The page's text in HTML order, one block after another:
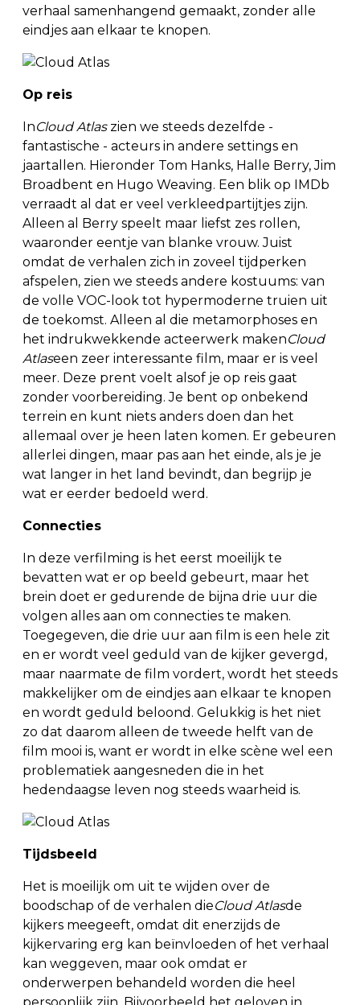
verhaal samenhangend gemaakt, zonder alle
eindjes aan elkaar te knopen.
Op reis
InCloud Atlas zien we steeds dezelfde -
fantastische - acteurs in andere settings en
jaartallen. Hieronder Tom Hanks, Halle Berry, Jim
Broadbent en Hugo Weaving. Een blik op IMDb
verraadt al dat er veel verkleedpartijtjes zijn.
Alleen al Berry speelt maar liefst zes rollen,
waaronder eentje van blanke vrouw. Juist
omdat de verhalen zich in zoveel tijdperken
afspelen, zien we steeds andere kostuums: van
de volle VOC-look tot hypermoderne truien uit
de toekomst. Alleen al die metamorphoses en
het indrukwekkende acteerwerk makenCloud
Atlaseen zeer interessante film, maar er is veel
meer. Deze prent voelt alsof je op reis gaat
zonder voorbereiding. Je bent op onbekend
terrein en kunt niets anders doen dan het
allemaal over je heen laten komen. Er gebeuren
allerlei dingen, maar pas aan het einde, als je je
wat langer in het land bevindt, dan begrijp je
wat er eerder bedoeld werd.
Connecties
In deze verfilming is het eerst moeilijk te
bevatten wat er op beeld gebeurt, maar het
brein doet er gedurende de bijna drie uur die
volgen alles aan om connecties te maken.
Toegegeven, die drie uur aan film is een hele zit
en er wordt veel geduld van de kijker gevergd,
maar naarmate de film vordert, wordt het steeds
makkelijker om de eindjes aan elkaar te knopen
en wordt geduld beloond. Gelukkig is het niet
zo dat daarom alleen de tweede helft van de
film mooi is, want er wordt in elke scène wel een
problematiek aangesneden die in het
hedendaagse leven nog steeds waarheid is.
Tijdsbeeld
Het is moeilijk om uit te wijden over de
boodschap of de verhalen dieCloud Atlasde
kijkers meegeeft, omdat dit enerzijds de
kijkervaring erg kan beïnvloeden of het verhaal
kan weggeven, maar ook omdat er
onderwerpen behandeld worden die heel